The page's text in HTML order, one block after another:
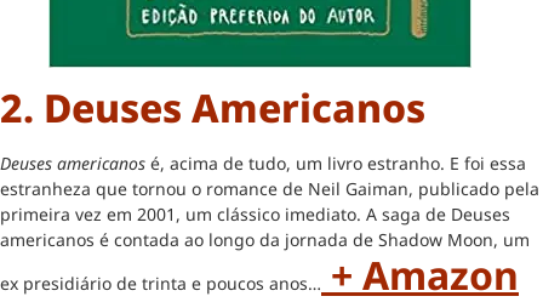
2. Deuses Americanos
Deuses americanos é, acima de tudo, um livro estranho. E foi essa
estranheza que tornou o romance de Neil Gaiman, publicado pela
primeira vez em 2001, um clássico imediato. A saga de Deuses
americanos é contada ao longo da jornada de Shadow Moon, um
ex presidiário de trinta e poucos anos… + Amazon